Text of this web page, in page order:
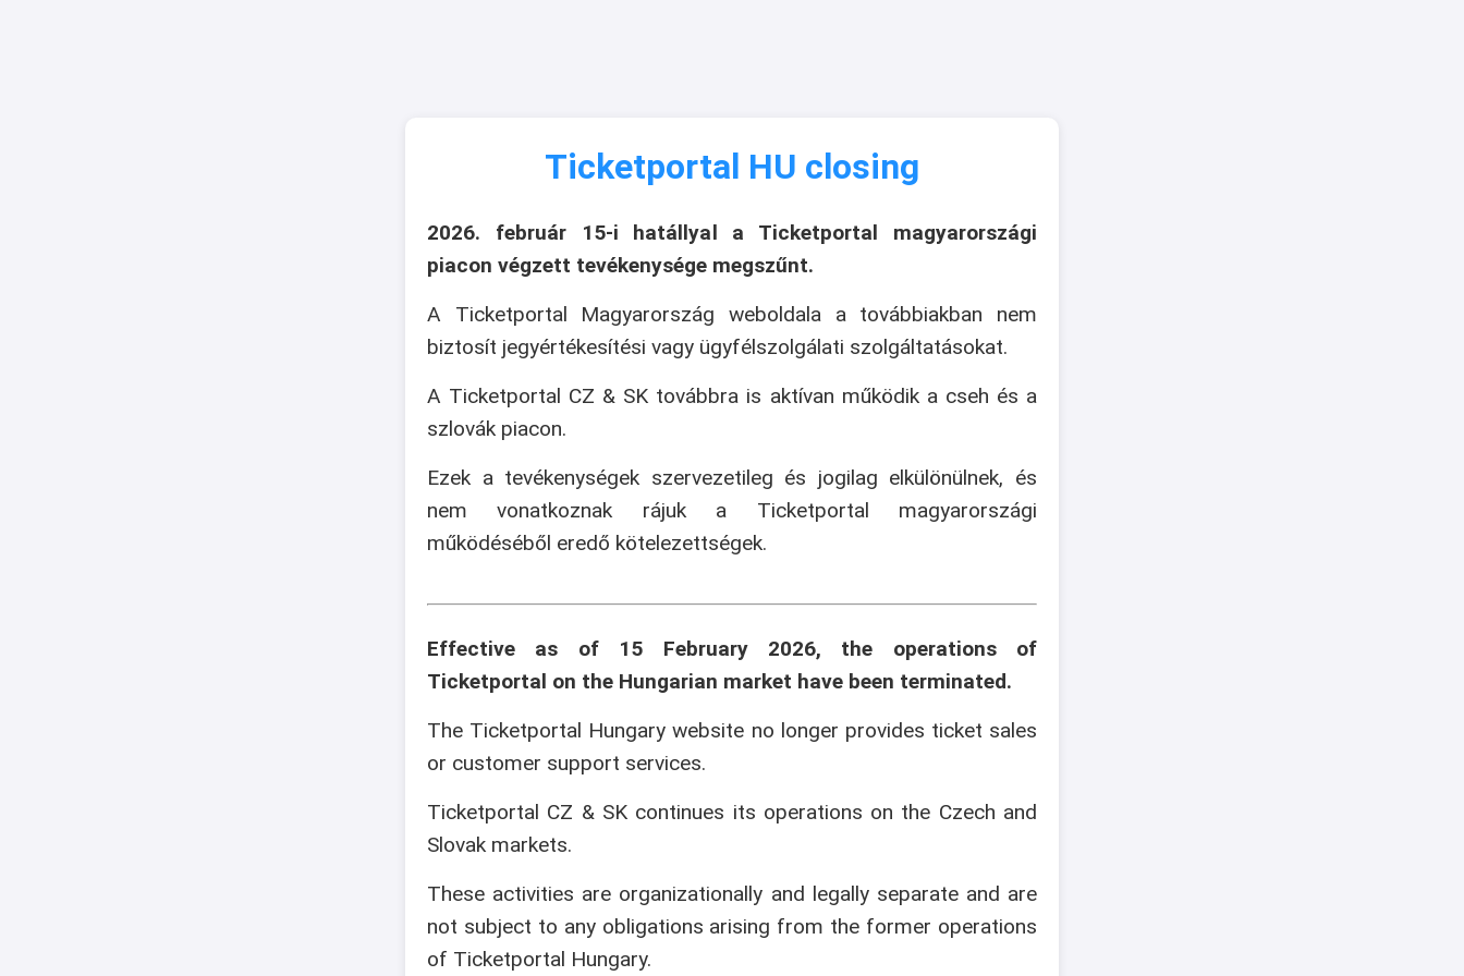
Ticketportal HU closing
2026. február 15-i hatállyal a Ticketportal magyarországi
piacon végzett tevékenysége megszűnt.
A Ticketportal Magyarország weboldala a továbbiakban nem
biztosít jegyértékesítési vagy ügyfélszolgálati szolgáltatásokat.
A Ticketportal CZ & SK továbbra is aktívan működik a cseh és a
szlovák piacon.
Ezek a tevékenységek szervezetileg és jogilag elkülönülnek, és
nem vonatkoznak rájuk a Ticketportal magyarországi
működéséből eredő kötelezettségek.
Effective as of 15 February 2026, the operations of
Ticketportal on the Hungarian market have been terminated.
The Ticketportal Hungary website no longer provides ticket sales
or customer support services.
Ticketportal CZ & SK continues its operations on the Czech and
Slovak markets.
These activities are organizationally and legally separate and are
not subject to any obligations arising from the former operations
of Ticketportal Hungary.